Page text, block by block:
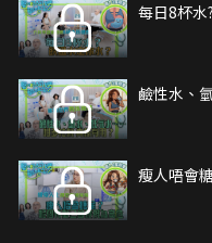
每日8杯水
鹼性水、
瘦人唔會